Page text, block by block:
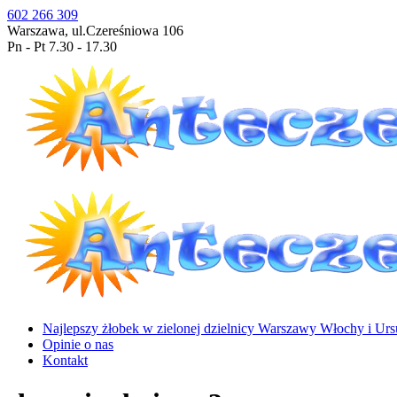
602 266 309
Warszawa, ul.Czereśniowa 106
Pn - Pt 7.30 - 17.30
Najlepszy żłobek w zielonej dzielnicy Warszawy Włochy i
Opinie o nas
Kontakt